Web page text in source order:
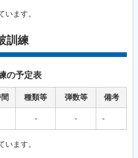
ます。
訓練
の予定表
種類等 弾数等 備考
- - -
ます。